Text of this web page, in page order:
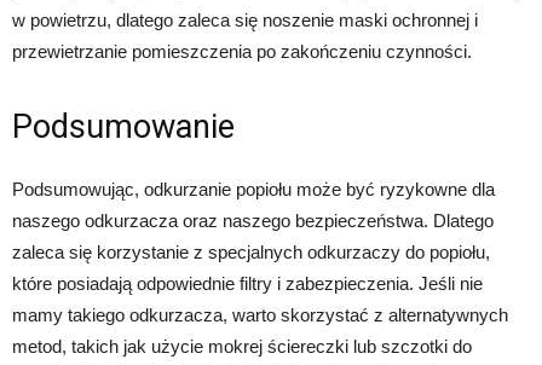
w powietrzu, dlatego zaleca się noszenie maski ochronnej i
przewietrzanie pomieszczenia po zakończeniu czynności.
Podsumowanie
Podsumowując, odkurzanie popiołu może być ryzykowne dla
naszego odkurzacza oraz naszego bezpieczeństwa. Dlatego
zaleca się korzystanie z specjalnych odkurzaczy do popiołu,
które posiadają odpowiednie filtry i zabezpieczenia. Jeśli nie
mamy takiego odkurzacza, warto skorzystać z alternatywnych
metod, takich jak użycie mokrej ściereczki lub szczotki do